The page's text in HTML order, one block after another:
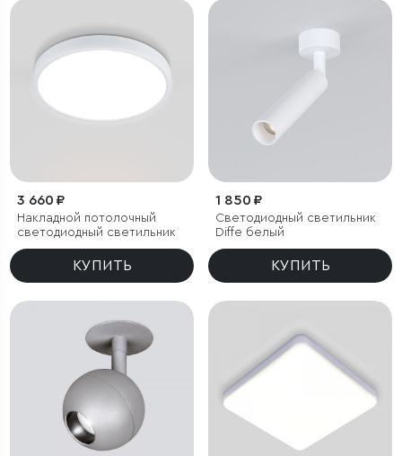
3 660 ₽
Накладной потолочный
светодиодный светильник
КУПИТЬ
1 850 ₽
Светодиодный светильник
Diffe белый
КУПИТЬ